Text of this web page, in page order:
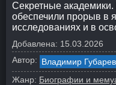
Секретные академики.
обеспечили прорыв в
исследованиях и в
Добавлена: 15.03.2026
Автор: Владимир Губарев
Жанр: Биографии и